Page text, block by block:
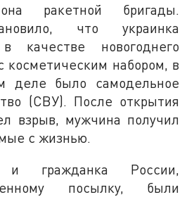
ракетной бригады.
что украинка
качестве новогоднего
косметическим набором, в
деле было самодельное
(СВУ). После открытия
взрыв, мужчина получил
с жизнью.
и гражданка России,
посылку, были